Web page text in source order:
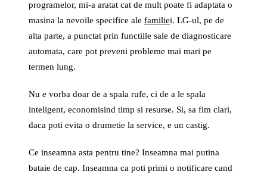
programelor, mi-a aratat cat de mult poate fi adaptata o
masina la nevoile specifice ale familiei. LG-ul, pe de
alta parte, a punctat prin functiile sale de diagnosticare
automata, care pot preveni probleme mai mari pe
termen lung.
Nu e vorba doar de a spala rufe, ci de a le spala
inteligent, economisind timp si resurse. Si, sa fim clari,
daca poti evita o drumetie la service, e un castig.
Ce inseamna asta pentru tine? Inseamna mai putina
bataie de cap. Inseamna ca poti primi o notificare cand